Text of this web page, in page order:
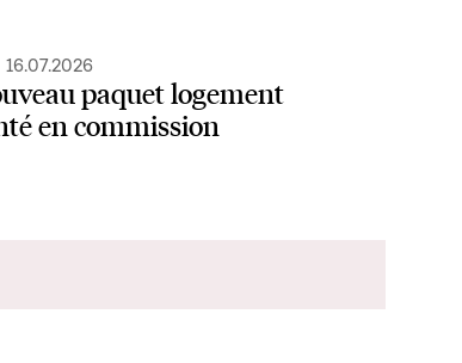
paquet logement
en commission
16.07.2026